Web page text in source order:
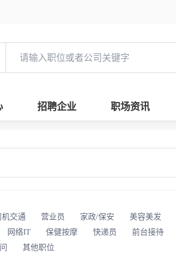
招聘企业 职场资讯
机交通 营业员 家政/保安 美容美发
网络IT 保健按摩 快递员 前台接待
其他职位